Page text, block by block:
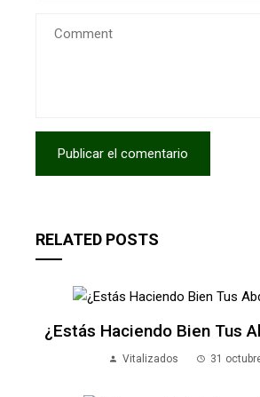
RELATED POSTS
¿Estás Haciendo Bien Tus
Vitalizados 31